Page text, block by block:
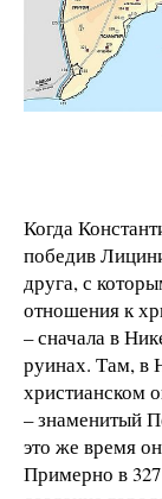
Когда
победив
друга, с
отношения к
– сначала в
руинах. Там, в
христианском
– знаменитый
это же время
Примерно в